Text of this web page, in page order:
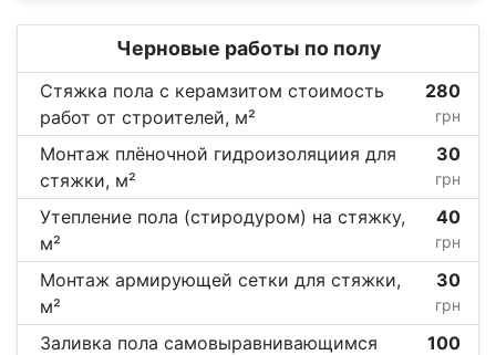
Черновые работы по полу
Стяжка пола с керамзитом стоимость
работ от строителей, м²
280
грн
Монтаж плёночной гидроизоляциия для
стяжки, м²
30
грн
Утепление пола (стиродуром) на стяжку,
м²
40
грн
Монтаж армирующей сетки для стяжки,
м²
30
грн
Заливка пола самовыравнивающимся
100